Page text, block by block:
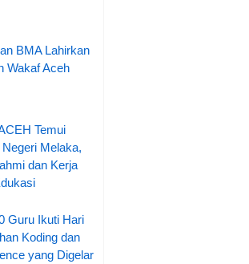
BMA Lahirkan
Wakaf Aceh
Temui
Melaka,
dan Kerja
Guru Ikuti Hari
Koding dan
yang Digelar